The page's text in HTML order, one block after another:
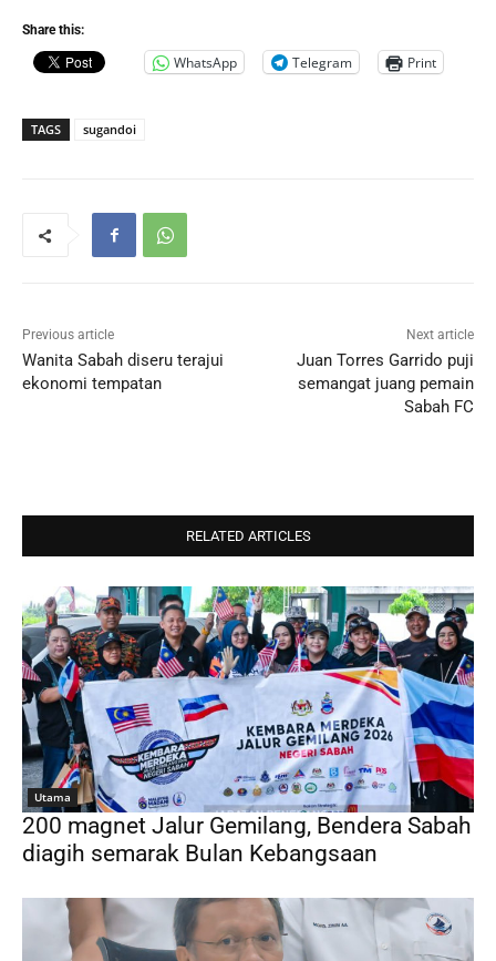
Share this:
WhatsApp Telegram Print
TAGS sugandoi
Previous article
Wanita Sabah diseru terajui
ekonomi tempatan
Next article
Juan Torres Garrido puji
semangat juang pemain
Sabah FC
RELATED ARTICLES
Utama
200 magnet Jalur Gemilang, Bendera Sabah
diagih semarak Bulan Kebangsaan